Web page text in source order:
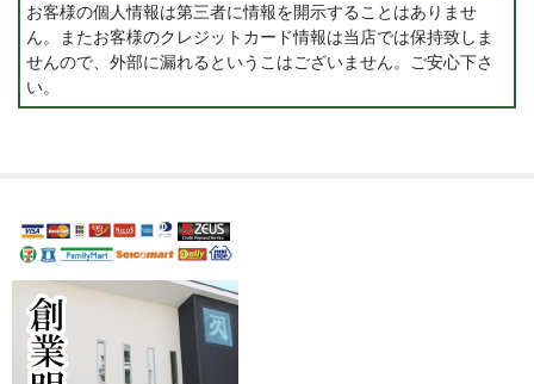
お客様の個人情報は第三者に情報を開示することはありませ
ん。またお客様のクレジットカード情報は当店では保持致しま
せんので、外部に漏れるというこはございません。ご安心下さ
い。